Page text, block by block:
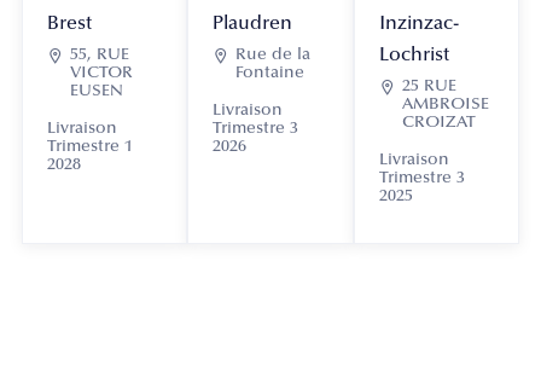
Brest
 55, RUE
VICTOR
EUSEN
Livraison
Trimestre 1
2028
Plaudren

Rue de la
Fontaine
Livraison
Trimestre 3
2026
Inzinzac-
Lochrist
 25 RUE
AMBROISE
CROIZAT
Livraison
Trimestre 3
2025